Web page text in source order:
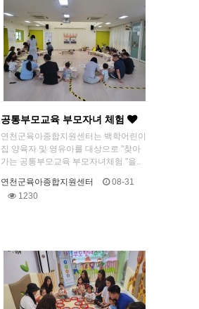
공통부모교육 부모자녀 체험
연천군육아종합지원센터는 백학어린이
집 양육자 및 영유아를 대상으로 "찾아
가는 공통부모교육 부모자녀체험 "을..
연천군육아종합지원센터
08-31
1230